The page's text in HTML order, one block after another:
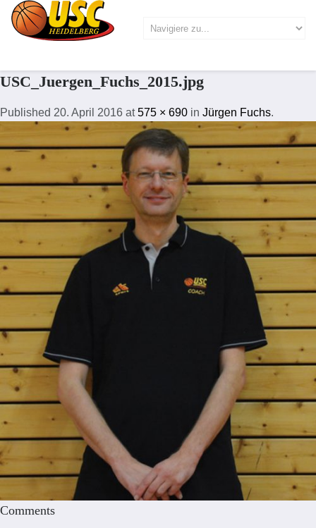
USC_Juergen_Fuchs_2015.jpg
Published 20. April 2016 at575 × 690 in Jürgen Fuchs.
Comments